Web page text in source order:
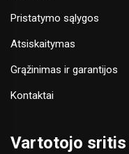
Pristatymo sąlygos
Atsiskaitymas
Grąžinimas ir garantijos
Kontaktai
Vartotojo sritis